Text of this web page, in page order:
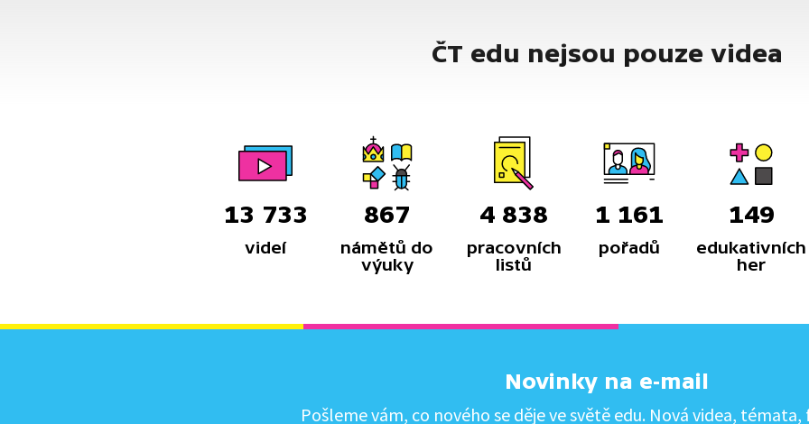
ČT edu nejsou pouze videa
13 733
videí
867
námětů do
výuky
4 838
pracovních
listů
1 161
pořadů
149
edukativních
her
Novinky na e-mail
Pošleme vám, co nového se děje ve světě edu. Nová videa, témata,